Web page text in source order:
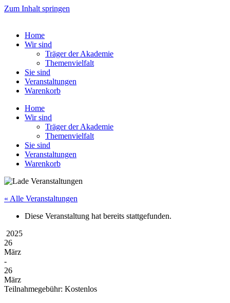
Zum Inhalt springen
Home
Wir sind
Träger der Akademie
Themenvielfalt
Sie sind
Veranstaltungen
Warenkorb
Home
Wir sind
Träger der Akademie
Themenvielfalt
Sie sind
Veranstaltungen
Warenkorb
« Alle Veranstaltungen
Diese Veranstaltung hat bereits stattgefunden.
2025
26
März
-
26
März
Teilnahmegebühr: Kostenlos